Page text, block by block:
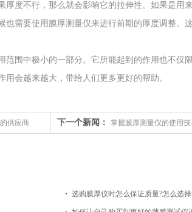
度不行，那么就会影响它的拉伸性。如果是用来
也需要使用膜厚测量仪来进行前期的厚度调整。
围中极小的一部分。它所能起到的作用也不仅
会越来越大，带给人们更多更好的帮助。
供应商 下一个新闻： 掌握膜厚测量仪的使用技
选购膜厚仪时怎么保证质量?怎么选